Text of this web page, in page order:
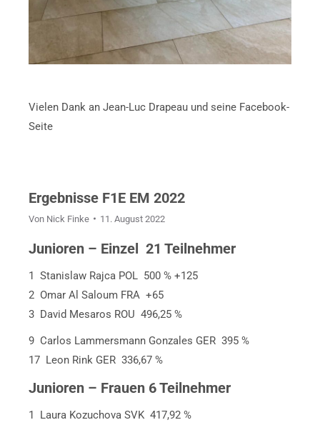
Vielen Dank an Jean-Luc Drapeau und seine Facebook-
Seite
Ergebnisse F1E EM 2022
Von Nick Finke 11. August 2022
Junioren – Einzel 21 Teilnehmer
1 Stanislaw Rajca POL 500 % +125
2 Omar Al Saloum FRA +65
3 David Mesaros ROU 496,25 %
9 Carlos Lammersmann Gonzales GER 395 %
17 Leon Rink GER 336,67 %
Junioren – Frauen 6 Teilnehmer
1 Laura Kozuchova SVK 417,92 %